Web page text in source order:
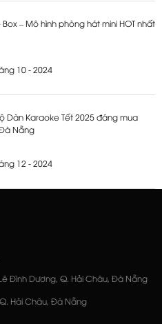
Box – Mô hình phòng hát mini HOT nhất
10 - 2024
Dàn Karaoke Tết 2025 đáng mua
Nẵng
12 - 2024
Lê Đình Dương, Q. Hải Châu, Đà Nẵng
Hải Châu, Đà Nẵng